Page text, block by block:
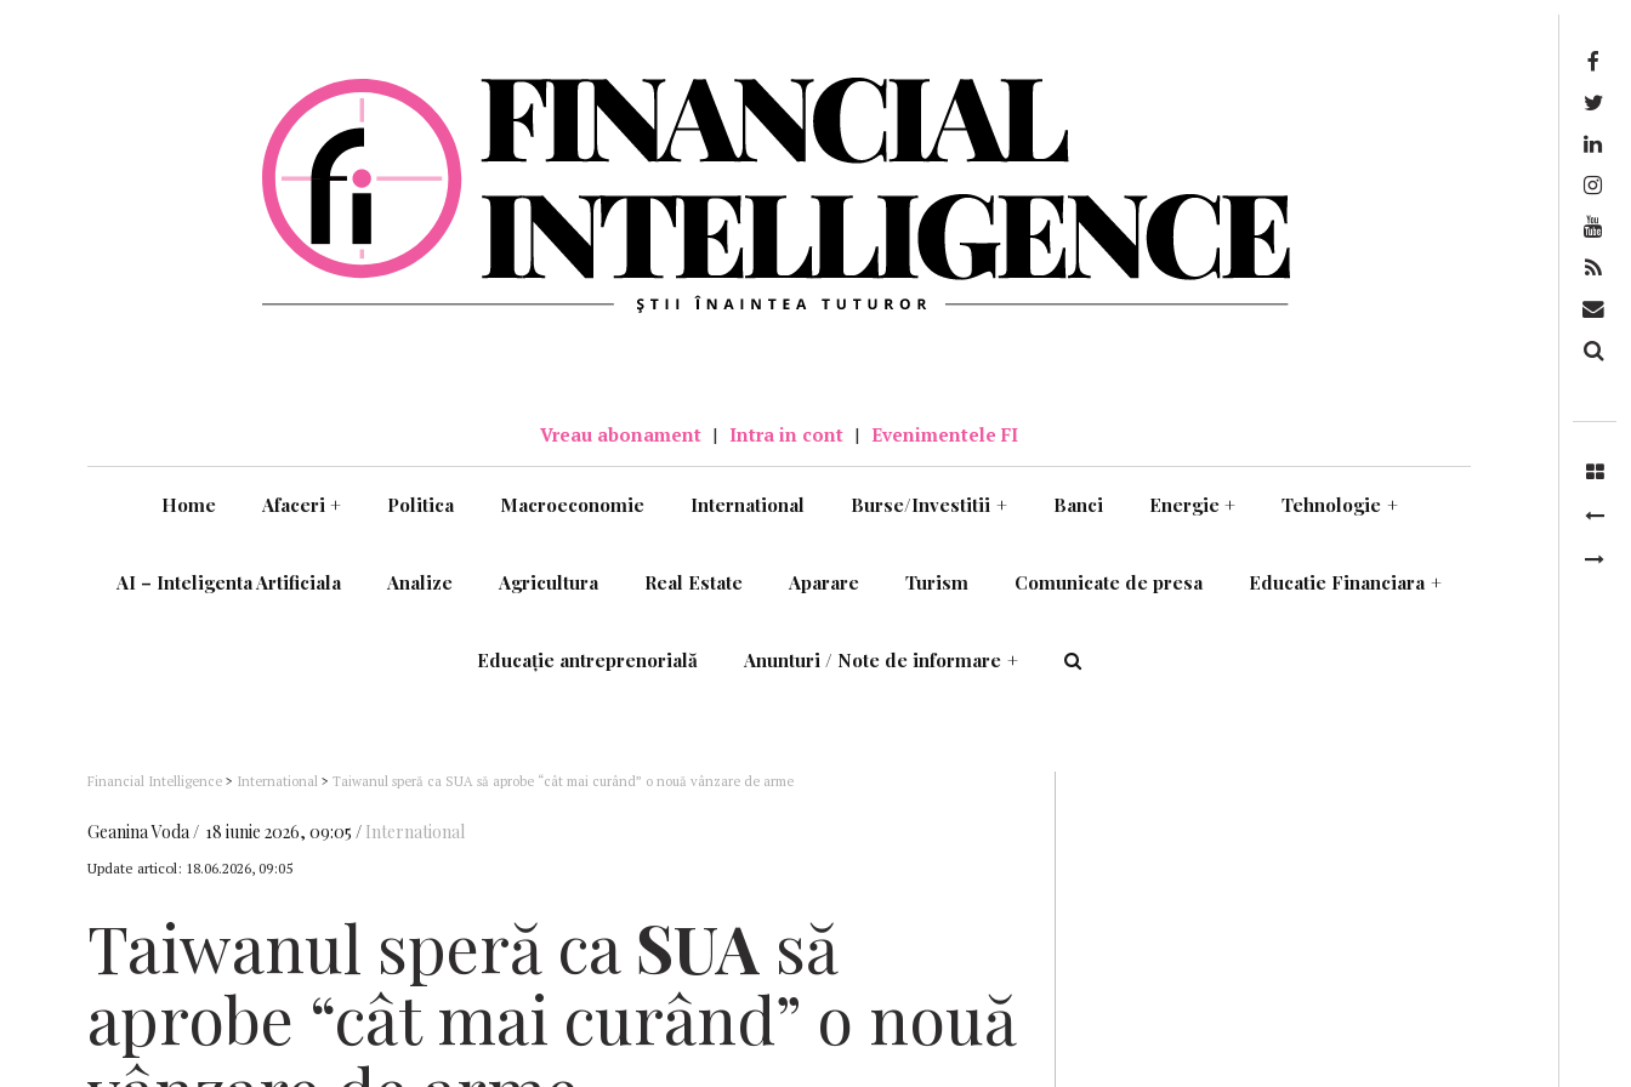
Vreau abonament | Intra in cont | Evenimentele FI
Home Afaceri + Politica Macroeconomie International Burse/Investitii + Banci Energie + Tehnologie +
AI – Inteligenta Artificiala Analize Agricultura Real Estate Aparare Turism Comunicate de presa Educatie Financiara +
Educație antreprenorială Anunturi / Note de informare +
Financial Intelligence > International > Taiwanul speră ca SUA să aprobe “cât mai curând” o nouă vânzare de arme
Geanina Voda 18 iunie 2026, 09:05 International
Update articol: 18.06.2026, 09:05
Taiwanul speră caSUA să
aprobe “cât mai curând” o nouă